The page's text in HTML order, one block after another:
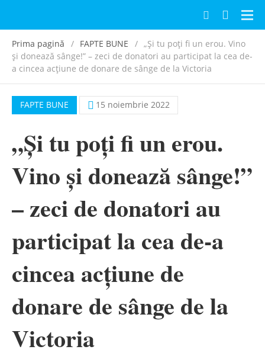
Prima pagină FAPTE BUNE
„Și tu poți fi un erou. Vino
și donează sânge!” – zeci de donatori au participat la cea de-
a cincea acțiune de donare de sânge de la Victoria
FAPTE BUNE 15 noiembrie 2022
„Și tu poți fi un erou.
Vino și donează sânge!”
– zeci de donatori au
participat la cea de-a
cincea acțiune de
donare de sânge de la
Victoria